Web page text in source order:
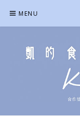
content
MENU